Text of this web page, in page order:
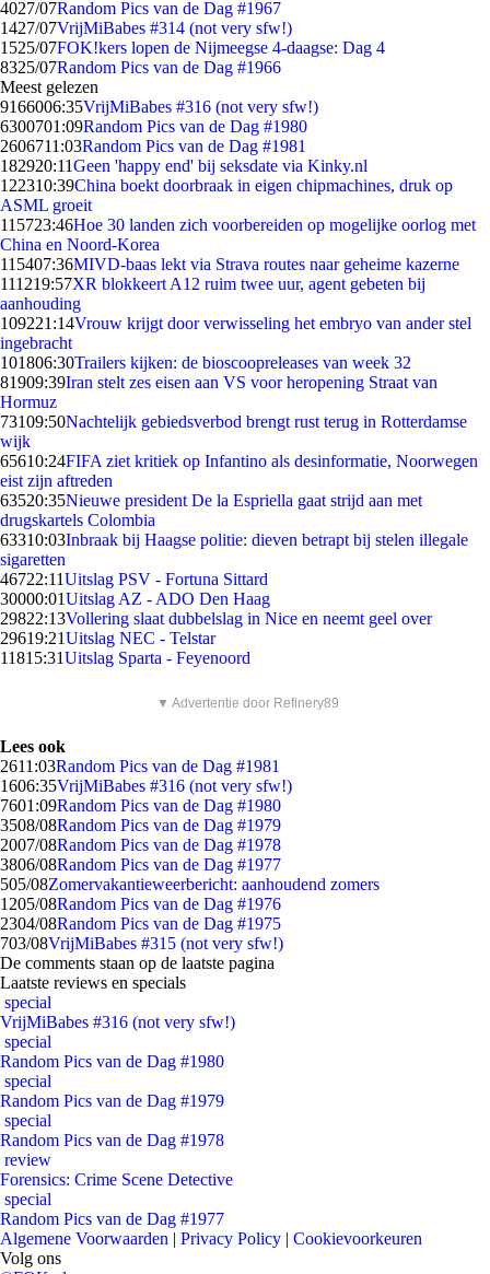
4027/07Random Pics van de Dag #1967
1427/07VrijMiBabes #314 (not very sfw!)
1525/07FOK!kers lopen de Nijmeegse 4-daagse: Dag 4
8325/07Random Pics van de Dag #1966
Meest gelezen
9166006:35VrijMiBabes #316 (not very sfw!)
6300701:09Random Pics van de Dag #1980
2606711:03Random Pics van de Dag #1981
182920:11Geen 'happy end' bij seksdate via Kinky.nl
122310:39China boekt doorbraak in eigen chipmachines, druk op
ASML groeit
115723:46Hoe 30 landen zich voorbereiden op mogelijke oorlog met
China en Noord-Korea
115407:36MIVD-baas lekt via Strava routes naar geheime kazerne
111219:57XR blokkeert A12 ruim twee uur, agent gebeten bij
aanhouding
109221:14Vrouw krijgt door verwisseling het embryo van ander stel
ingebracht
101806:30Trailers kijken: de bioscoopreleases van week 32
81909:39Iran stelt zes eisen aan VS voor heropening Straat van
Hormuz
73109:50Nachtelijk gebiedsverbod brengt rust terug in Rotterdamse
wijk
65610:24FIFA ziet kritiek op Infantino als desinformatie, Noorwegen
eist zijn aftreden
63520:35Nieuwe president De la Espriella gaat strijd aan met
drugskartels Colombia
63310:03Inbraak bij Haagse politie: dieven betrapt bij stelen illegale
sigaretten
46722:11Uitslag PSV - Fortuna Sittard
30000:01Uitslag AZ - ADO Den Haag
29822:13Vollering slaat dubbelslag in Nice en neemt geel over
29619:21Uitslag NEC - Telstar
11815:31Uitslag Sparta - Feyenoord
▼ Advertentie door Refinery89
Lees ook
2611:03Random Pics van de Dag #1981
1606:35VrijMiBabes #316 (not very sfw!)
7601:09Random Pics van de Dag #1980
3508/08Random Pics van de Dag #1979
2007/08Random Pics van de Dag #1978
3806/08Random Pics van de Dag #1977
505/08Zomervakantieweerbericht: aanhoudend zomers
1205/08Random Pics van de Dag #1976
2304/08Random Pics van de Dag #1975
703/08VrijMiBabes #315 (not very sfw!)
De comments staan op de laatste pagina
Laatste reviews en specials
special
VrijMiBabes #316 (not very sfw!)
special
Random Pics van de Dag #1980
special
Random Pics van de Dag #1979
special
Random Pics van de Dag #1978
review
Forensics: Crime Scene Detective
special
Random Pics van de Dag #1977
Algemene Voorwaarden | Privacy Policy | Cookievoorkeuren
Volg ons